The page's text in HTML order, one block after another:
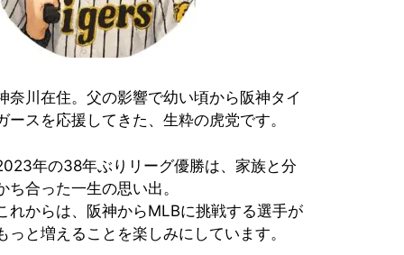
奈川在住。父の影響で幼い頃から阪神タイ
ースを応援してきた、生粋の虎党です。
年の38年ぶりリーグ優勝は、家族と分
ち合った一生の思い出。
れからは、阪神からMLBに挑戦する選手が
っと増えることを楽しみにしています。